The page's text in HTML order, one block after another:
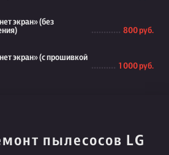
экран» (без
800 руб.
экран» (с прошивкой
1 000 руб.
пылесосов LG